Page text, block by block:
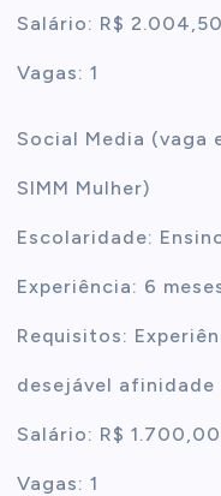
Salário: R$
Vagas: 1
Social Media (vaga
SIMM Mulher)
Escolaridade:
Experiência: 6
Requisitos:
desejável afinidade
Salário: R$
Vagas: 1